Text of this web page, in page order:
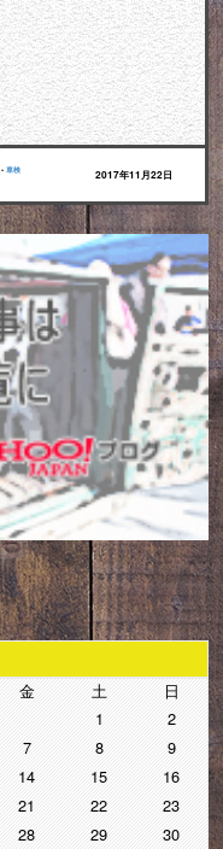
• 車検 2017年11月22日
金 土
日
1
2
7 8
9
14 15
16
21 22
23
28 29
30